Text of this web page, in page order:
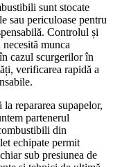
sunt stocate
sau periculoase pentru
Controlul și
munca
cazul scurgerilor în
verificarea rapidă a
repararea supapelor,
partenerul
din
echipate permit
sub presiunea de